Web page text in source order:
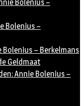
Bolenius –
Bolenius –
Bolenius – Berkelmans
Geldmaat
Annie Bolenius –